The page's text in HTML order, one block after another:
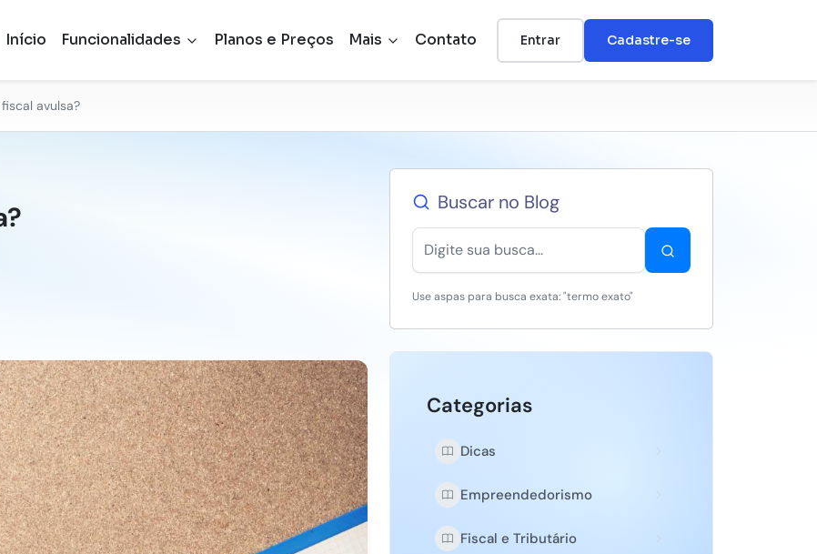
Início Funcionalidades Planos e Preços Mais Contato Entrar Cadastre-se
avulsa?
Buscar no Blog
Use aspas para busca exata: "termo exato"
Categorias
Dicas
Empreendedorismo
Fiscal e Tributário